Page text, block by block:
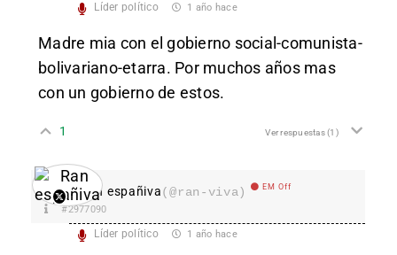
Líder político 1 año hace
Madre mia con el gobierno social-comunista-
bolivariano-etarra. Por muchos años mas
con un gobierno de estos.
1 Ver respuestas(1)
Ran españiva(@ran-viva) EM Off
#2977090
Líder político 1 año hace